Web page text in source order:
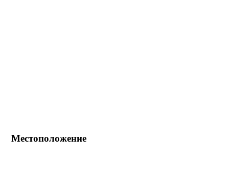
Местоположение